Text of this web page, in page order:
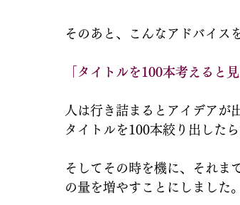
そのあと、こんなアドバイス
「タイトルを100本考えると
人は行き詰まるとアイデアが
タイトルを100本絞り出したら
そしてその時を機に、それま
の量を増やすことにしました。